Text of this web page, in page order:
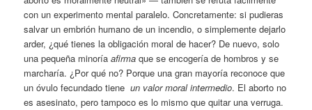
con un experimento mental paralelo. Concretamente: si pudieras
salvar un embrión humano de un incendio, o simplemente dejarlo
arder, ¿qué tienes la obligación moral de hacer? De nuevo, solo
una pequeña minoríaafirmaque se encogería de hombros y se
marcharía. ¿Por qué no? Porque una gran mayoría reconoce que
un óvulo fecundado tiene un valor moral intermedio. El aborto no
es asesinato, pero tampoco es lo mismo que quitar una verruga.